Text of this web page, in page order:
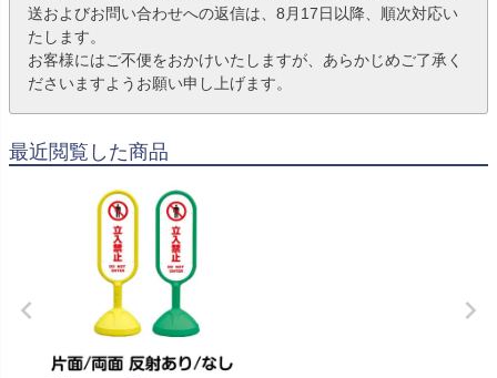
送およびお問い合わせへの返信は、8月17日以降、順次対応い
たします。
お客様にはご不便をおかけいたしますが、あらかじめご了承く
ださいますようお願い申し上げます。
最近閲覧した商品